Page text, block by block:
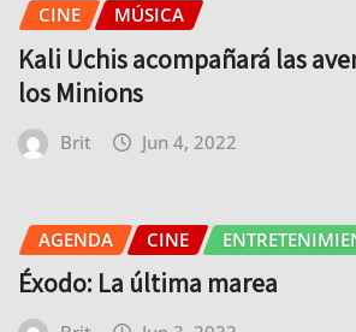
CINE MÚSICA
Kali Uchis acompañará las
los Minions
Brit Jun 4, 2022
AGENDA CINE
Éxodo: La última marea